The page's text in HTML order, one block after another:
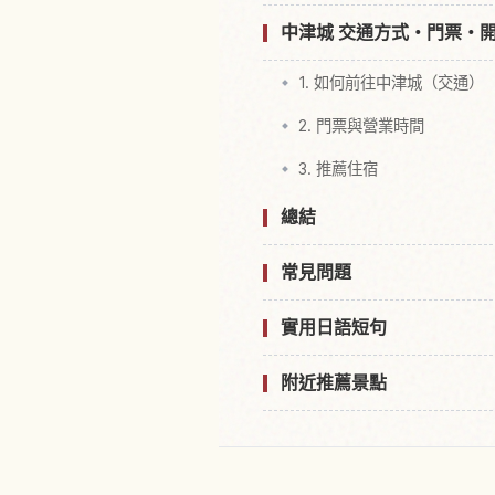
中津城 交通方式・門票・
1. 如何前往中津城（交通）
2. 門票與營業時間
3. 推薦住宿
總結
常見問題
實用日語短句
附近推薦景點